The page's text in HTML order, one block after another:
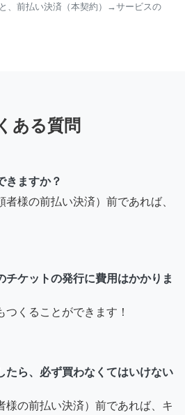
、前払い決済（本契約）→サービスの
ある質問
きますか？
様の前払い決済）前であれば、
チケットの発行に費用はかかりま
くることができます！
たら、必ず買わなくてはいけない
様の前払い決済）前であれば、キ